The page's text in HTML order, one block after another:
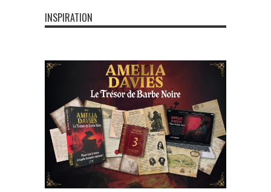
INSPIRATION